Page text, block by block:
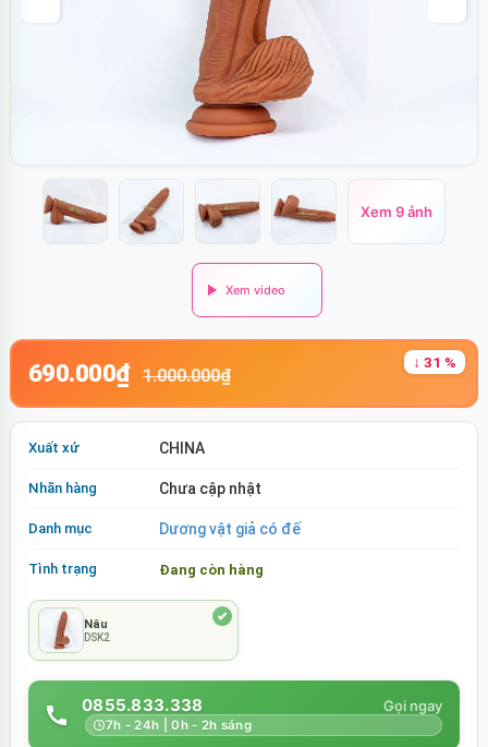
Xem 9 ảnh
690.000₫ 1.000.000₫
↓ 31 %
Xuất xứ CHINA
Nhãn hàng Chưa cập nhật
Danh mục Dương vật giả có đế
Tình trạng Đang còn hàng
Nâu
DSK2
0855.833.338
7h - 24h | 0h - 2h sáng